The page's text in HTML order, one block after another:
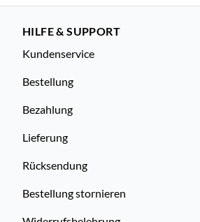
HILFE & SUPPORT
Kundenservice
Bestellung
Bezahlung
Lieferung
Rücksendung
Bestellung stornieren